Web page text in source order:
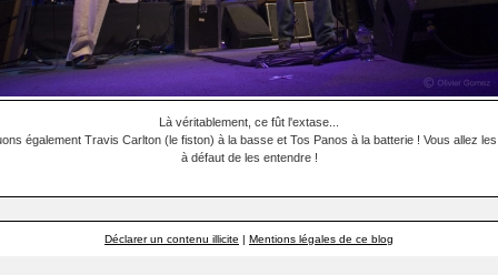
Là véritablement, ce fût l'extase...
également Travis Carlton (le fiston) à la basse et Tos Panos à la batterie ! Vous allez
à défaut de les entendre !
Déclarer un contenu illicite | Mentions légales de ce blog